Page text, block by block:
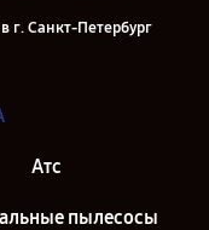
г. Санкт-Петербург
Атс
пылесосы